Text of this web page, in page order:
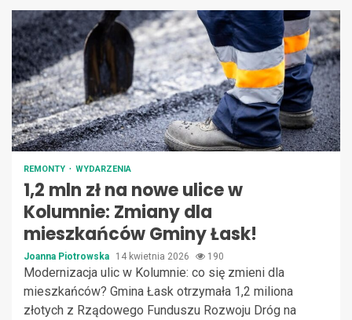
REMONTY WYDARZENIA
1,2 mln zł na nowe ulice w
Kolumnie: Zmiany dla
mieszkańców Gminy Łask!
Joanna Piotrowska 14 kwietnia 2026 190
Modernizacja ulic w Kolumnie: co się zmieni dla
mieszkańców? Gmina Łask otrzymała 1,2 miliona
złotych z Rządowego Funduszu Rozwoju Dróg na